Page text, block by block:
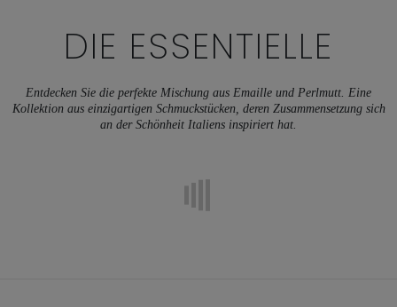
DIE ESSENTIELLE
Entdecken Sie die perfekte Mischung aus Emaille und Perlmutt. Eine
Kollektion aus einzigartigen Schmuckstücken, deren Zusammensetzung sich
an der Schönheit Italiens inspiriert hat.